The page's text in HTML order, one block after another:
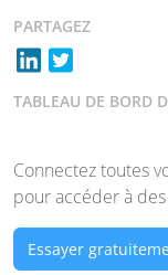
PARTAGEZ
TABLEAU DE BORD
Connectez toutes
pour accéder à
Essayer